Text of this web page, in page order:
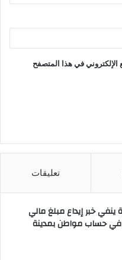
في هذا المتصفح
تعليقات
خبر إيداع مبلغ مالي
في حساب مواطن بمدينة